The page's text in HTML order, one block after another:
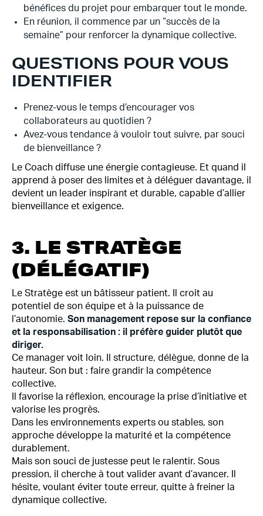
bénéfices du projet pour embarquer tout le monde.
En réunion, il commence par un “succès de la
semaine” pour renforcer la dynamique collective.
QUESTIONS POUR VOUS
IDENTIFIER
Prenez-vous le temps d’encourager vos
collaborateurs au quotidien ?
Avez-vous tendance à vouloir tout suivre, par souci
de bienveillance ?
Le Coach diffuse une énergie contagieuse. Et quand il
apprend à poser des limites et à déléguer davantage, il
devient un leader inspirant et durable, capable d’allier
bienveillance et exigence.
3. LE STRATÈGE
(DÉLÉGATIF)
Le Stratège est un bâtisseur patient. Il croit au
potentiel de son équipe et à la puissance de
l’autonomie. Son management repose sur la confiance
et la responsabilisation : il préfère guider plutôt que
diriger.
Ce manager voit loin. Il structure, délègue, donne de la
hauteur. Son but : faire grandir la compétence
collective.
Il favorise la réflexion, encourage la prise d’initiative et
valorise les progrès.
Dans les environnements experts ou stables, son
approche développe la maturité et la compétence
durablement.
Mais son souci de justesse peut le ralentir. Sous
pression, il cherche à tout valider avant d’avancer. Il
hésite, voulant éviter toute erreur, quitte à freiner la
dynamique collective.